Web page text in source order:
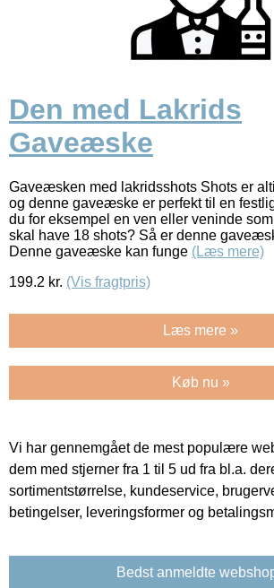
Den med Lakrids
Gaveæske
Gaveæsken med lakridsshots Shots er
og denne gaveæske er perfekt til en
du for eksempel en ven eller veninde
skal have 18 shots? Så er denne
Denne gaveæske kan funge (Læs mere)
199.2 kr. (Vis fragtpris)
Læs mere »
Køb nu »
Vi har gennemgået de mest populære
dem med stjerner fra 1 til 5 ud fra bl.a.
sortimentstørrelse, kundeservice,
betingelser, leveringsformer og
Bedst anmeldte